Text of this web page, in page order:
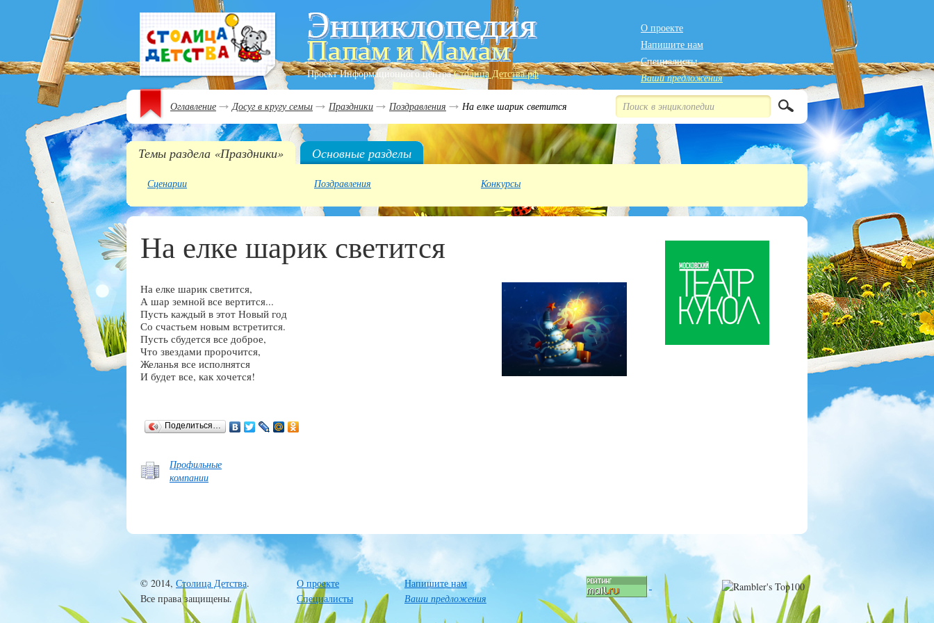
Проект Информационного центраСтолица Детства.рф
О проекте
Напишите нам
Специалисты
Ваши предложения
Оглавление Досуг в кругу семьи Праздники Поздравления На елке шарик светится
Темы раздела «Праздники» Основные разделы
Сценарии Поздравления Конкурсы
На елке шарик светится
На елке шарик светится,
А шар земной все вертится...
Пусть каждый в этот Новый год
Со счастьем новым встретится.
Пусть сбудется все доброе,
Что звездами пророчится,
Желанья все исполнятся
И будет все, как хочется!
Поделиться…
Профильные
компании
© 2014, Столица Детства.
Все права защищены.
О проекте
Напишите нам
Специалисты
Ваши предложения